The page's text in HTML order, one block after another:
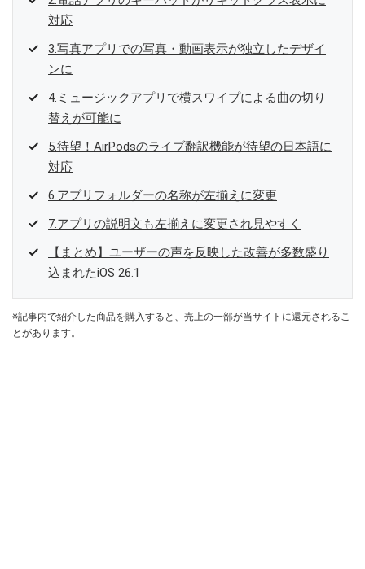
対応
3.写真アプリでの写真・動画表示が独立したデザイ
ンに
4.ミュージックアプリで横スワイプによる曲の切り
替えが可能に
5.待望！AirPodsのライブ翻訳機能が待望の日本語に
対応
6.アプリフォルダーの名称が左揃えに変更
7.アプリの説明文も左揃えに変更され見やすく
【まとめ】ユーザーの声を反映した改善が多数盛り
込まれたiOS 26.1
※記事内で紹介した商品を購入すると、売上の一部が当サイトに還元されるこ
とがあります。